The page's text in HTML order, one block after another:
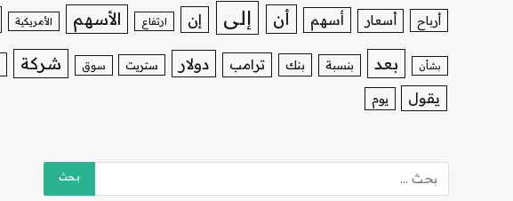
أرباح أسعار أسهم أن إلى إن ارتفاع الأسهم الأمريكية
بشأن بعد بنسبة بنك ترامب دولار ستريت سوق شركة
يقول يوم